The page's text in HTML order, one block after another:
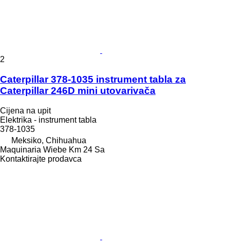
2
Caterpillar 378-1035 instrument tabla za
Caterpillar 246D mini utovarivača
Cijena na upit
Elektrika - instrument tabla
378-1035
Meksiko, Chihuahua
Maquinaria Wiebe Km 24 Sa
Kontaktirajte prodavca